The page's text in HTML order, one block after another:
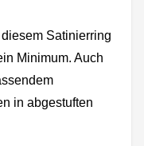
Satinierring
Minimum. Auch
in abgestuften